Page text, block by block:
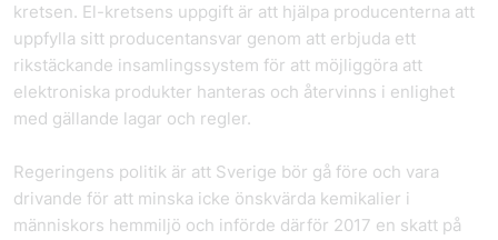
kretsen. El-kretsens uppgift är att hjälpa producenterna att
uppfylla sitt producentansvar genom att erbjuda ett
rikstäckande insamlingssystem för att möjliggöra att
elektroniska produkter hanteras och återvinns i enlighet
med gällande lagar och regler.
Regeringens politik är att Sverige bör gå före och vara
drivande för att minska icke önskvärda kemikalier i
människors hemmiljö och införde därför 2017 en skatt på